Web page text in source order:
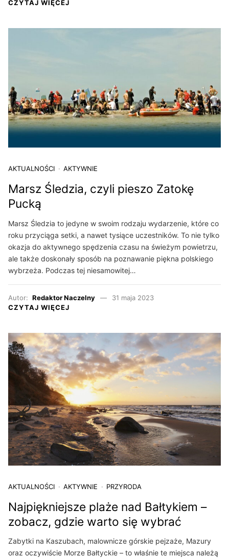
CZYTAJ WIĘCEJ
AKTUALNOŚCI AKTYWNIE
Marsz Śledzia, czyli pieszo Zatokę
Pucką
Marsz Śledzia to jedyne w swoim rodzaju wydarzenie, które co
roku przyciąga setki, a nawet tysiące uczestników. To nie tylko
okazja do aktywnego spędzenia czasu na świeżym powietrzu,
ale także doskonały sposób na poznawanie piękna polskiego
wybrzeża. Podczas tej niesamowitej…
Autor: Redaktor Naczelny
31 maja 2023
CZYTAJ WIĘCEJ
AKTUALNOŚCI AKTYWNIE PRZYRODA
Najpiękniejsze plaże nad Bałtykiem –
zobacz, gdzie warto się wybrać
Zabytki na Kaszubach, malownicze górskie pejzaże, Mazury
oraz oczywiście Morze Bałtyckie – to właśnie te miejsca należą